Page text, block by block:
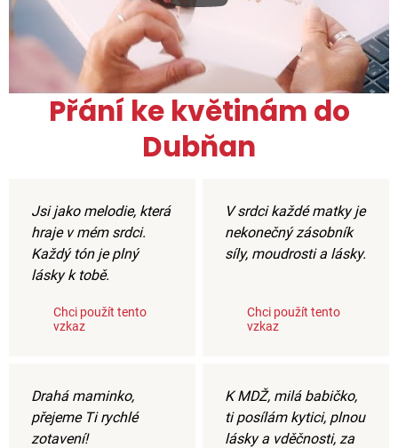
Přání ke květinám do
Dubňan
Jsi jako melodie, která
hraje v mém srdci.
Každý tón je plný
lásky k tobě.
Chci použít tento
vzkaz
V srdci každé matky je
nekonečný zásobník
síly, moudrosti a lásky.
Chci použít tento
vzkaz
Drahá maminko,
přejeme Ti rychlé
zotavení!
K MDŽ, milá babičko,
ti posílám kytici, plnou
lásky a vděčnosti, za